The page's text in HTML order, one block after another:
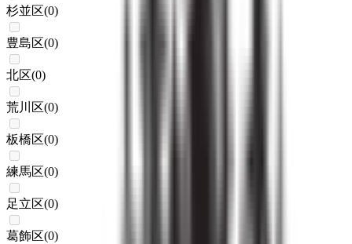
杉並区(0)
豊島区(0)
北区(0)
荒川区(0)
板橋区(0)
練馬区(0)
足立区(0)
葛飾区(0)